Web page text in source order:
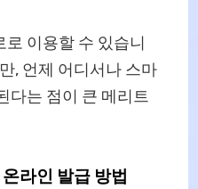
이용할 수 있습니
, 언제 어디서나 스마
다는 점이 큰 메리트
라인 발급 방법